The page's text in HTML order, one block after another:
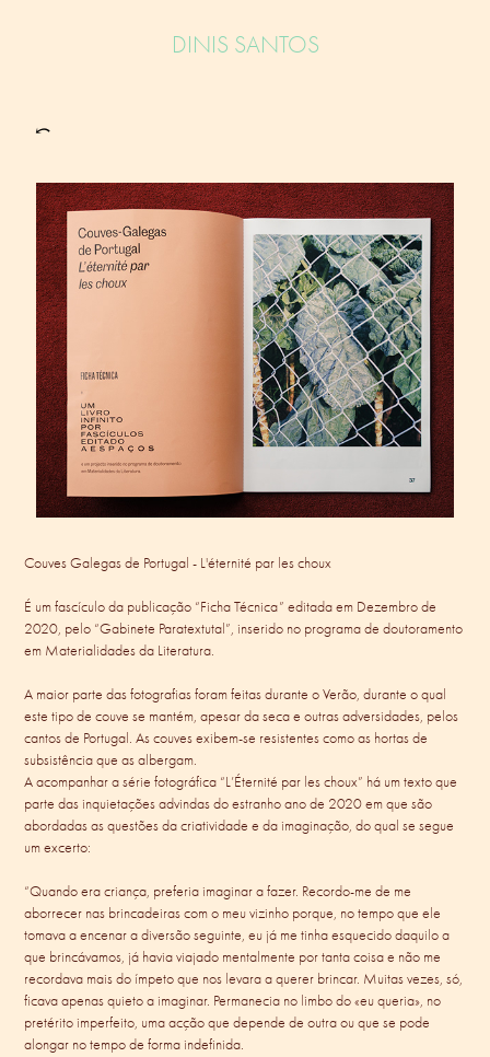
DINIS SANTOS
⤺
Couves Galegas de Portugal - L'éternité par les choux
É um fascículo da publicação “Ficha Técnica” editada em Dezembro de
2020, pelo “Gabinete Paratextutal”, inserido no programa de doutoramento
em Materialidades da Literatura.
A maior parte das fotografias foram feitas durante o Verão, durante o qual
este tipo de couve se mantém, apesar da seca e outras adversidades, pelos
cantos de Portugal. As couves exibem-se resistentes como as hortas de
subsistência que as albergam.
A acompanhar a série fotográfica “L’Éternité par les choux” há um texto que
parte das inquietações advindas do estranho ano de 2020 em que são
abordadas as questões da criatividade e da imaginação, do qual se segue
um excerto:
“Quando era criança, preferia imaginar a fazer. Recordo-me de me
aborrecer nas brincadeiras com o meu vizinho porque, no tempo que ele
tomava a encenar a diversão seguinte, eu já me tinha esquecido daquilo a
que brincávamos, já havia viajado mentalmente por tanta coisa e não me
recordava mais do ímpeto que nos levara a querer brincar. Muitas vezes, só,
ficava apenas quieto a imaginar. Permanecia no limbo do «eu queria», no
pretérito imperfeito, uma acção que depende de outra ou que se pode
alongar no tempo de forma indefinida.